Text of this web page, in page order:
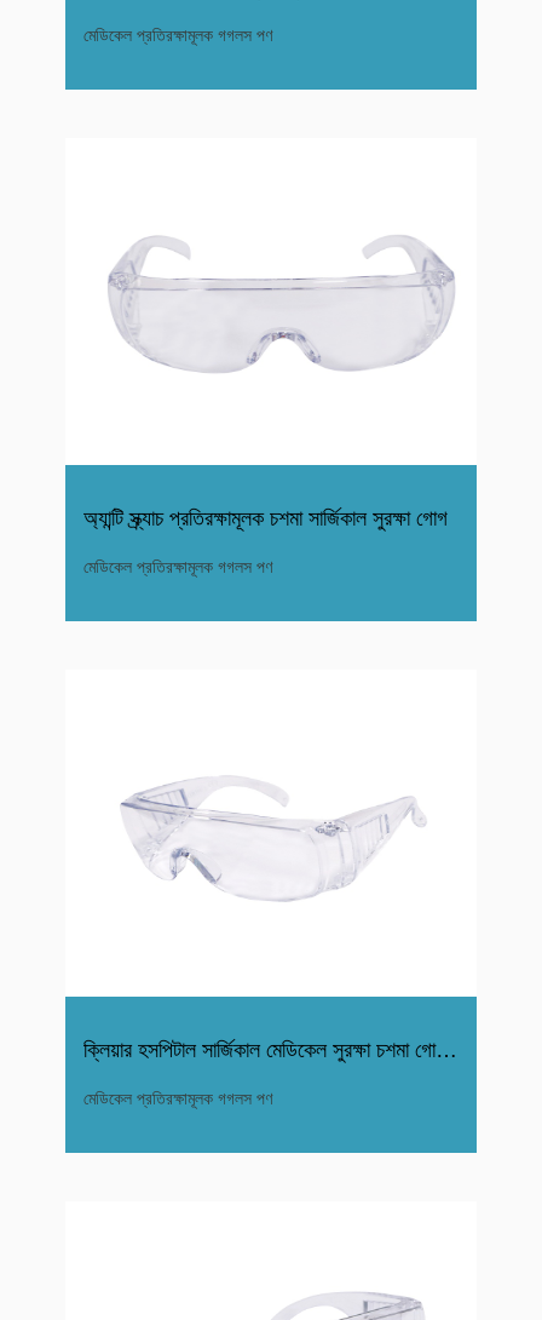
মেডিকেল প্রতিরক্ষামূলক গগলস পণ
অ্যান্টি স্ক্র্যাচ প্রতিরক্ষামূলক চশমা সার্জিকাল সুরক্ষা গোগ
মেডিকেল প্রতিরক্ষামূলক গগলস পণ
ক্লিয়ার হসপিটাল সার্জিকাল মেডিকেল সুরক্ষা চশমা গোগলস
মেডিকেল প্রতিরক্ষামূলক গগলস পণ